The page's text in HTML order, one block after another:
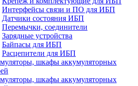
Интерфейсы связи и ПО для ИБП
Датчики состояния ИБП
Перемычки, соединители
Зарядные устройства
Байпасы для ИБП
Расцепители для ИБП
шкафы аккумуляторных
шкафы аккумуляторных